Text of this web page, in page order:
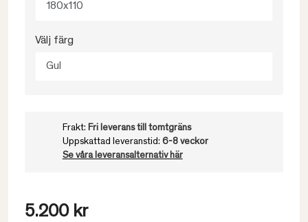
180x110
Välj färg
Gul
Frakt: Fri leverans till tomtgräns
Uppskattad leveranstid: 6-8 veckor
Se våra leveransalternativ här
5.200 kr